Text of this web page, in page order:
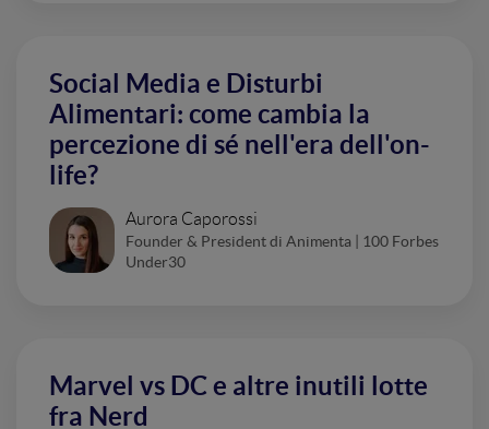
Social Media e Disturbi
Alimentari: come cambia la
percezione di sé nell'era dell'on-
life?
Aurora Caporossi
Founder & President di Animenta | 100 Forbes
Under30
Marvel vs DC e altre inutili lotte
fra Nerd